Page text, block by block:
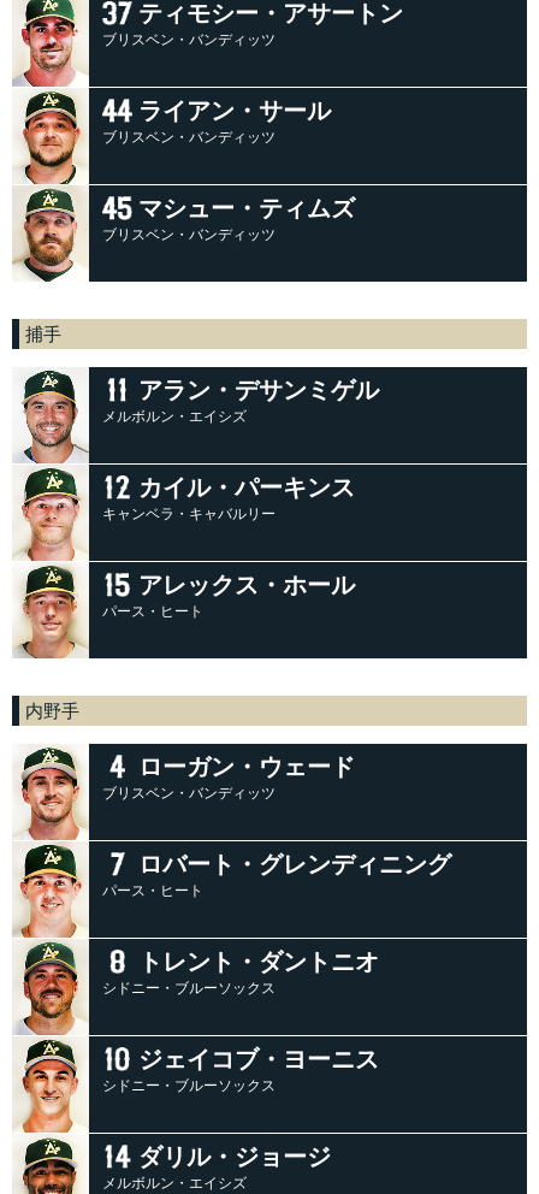
ティモシー・アサートン
ブリスベン・バンディッツ
ライアン・サール
ブリスベン・バンディッツ
マシュー・ティムズ
ブリスベン・バンディッツ
捕手
アラン・デサンミゲル
メルボルン・エイシズ
カイル・パーキンス
キャンベラ・キャバルリー
アレックス・ホール
パース・ヒート
内野手
ローガン・ウェード
ブリスベン・バンディッツ
ロバート・グレンディニング
パース・ヒート
トレント・ダントニオ
シドニー・ブルーソックス
ジェイコブ・ヨーニス
シドニー・ブルーソックス
ダリル・ジョージ
メルボルン・エイシズ